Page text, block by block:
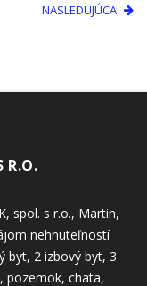
NASLEDUJÚCA
R.O.
spol. s r.o., Martin,
nehnuteľností
byt, 2 izbový byt, 3
pozemok, chata,